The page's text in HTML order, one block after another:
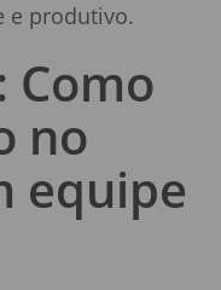
e produtivo.
Como
no
equipe